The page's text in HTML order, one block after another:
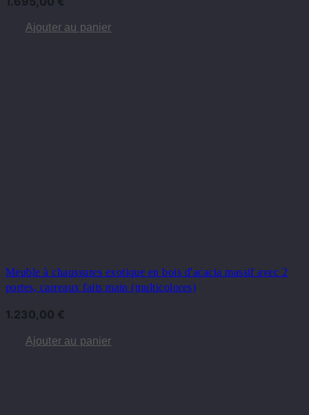
Ajouter au panier
Meuble à chaussures exotique en bois d'acacia massif avec 2
portes, carreaux faits main (multicolores)
1.230,00 €
Ajouter au panier